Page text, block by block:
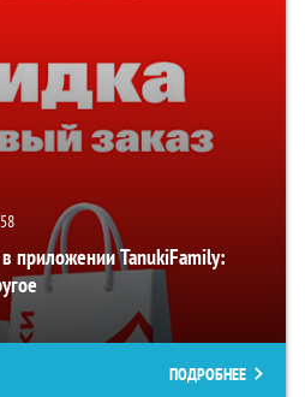
приложении TanukiFamily:
ПОДРОБНЕЕ